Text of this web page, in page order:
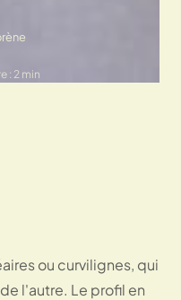
: 2 min
ou curvilignes, qui
l'autre. Le profil en